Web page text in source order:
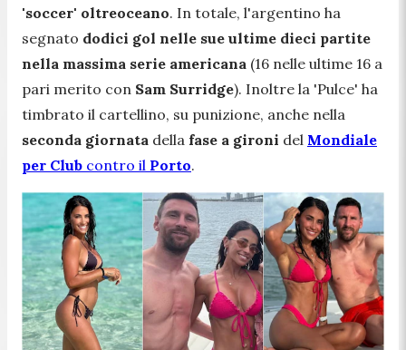
'soccer' oltreoceano. In totale, l'argentino ha
segnato dodici gol nelle sue ultime dieci partite
nella massima serie americana (16 nelle ultime 16 a
pari merito con Sam Surridge). Inoltre la 'Pulce' ha
timbrato il cartellino, su punizione, anche nella
seconda giornata della fase a gironi del Mondiale
per Club contro il Porto.